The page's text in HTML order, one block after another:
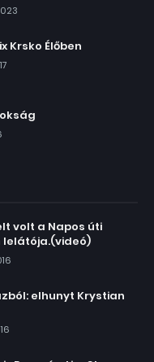
Krsko Élőben
volt a Napos úti
elhunyt Krystian